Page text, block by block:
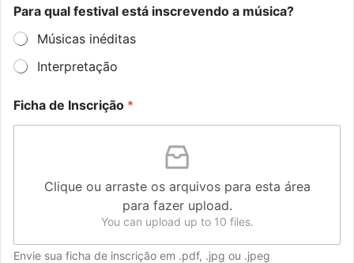
ã
e i
t
a
Para qual festival está inscrevendo a música?
Músicas inéditas
Interpretação
Ficha de Inscrição *
Clique ou arraste os arquivos para esta área
para fazer upload.
You can upload up to 10 files.
Envie sua ficha de inscrição em .pdf, .jpg ou .jpeg